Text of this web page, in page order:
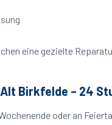
eine gezielte
Birkfelde – 24
oder an